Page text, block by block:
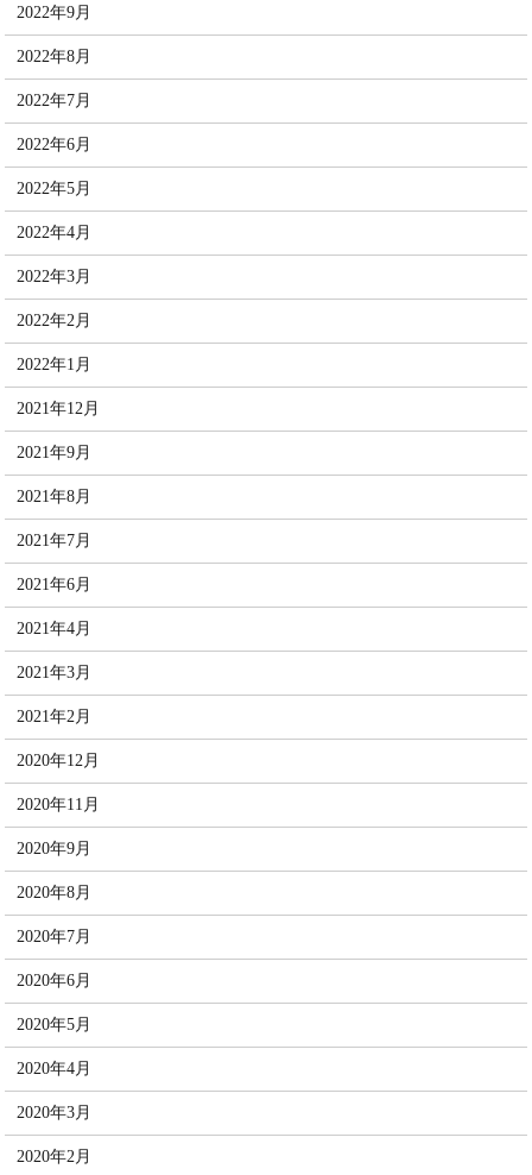
2022年9月
2022年8月
2022年7月
2022年6月
2022年5月
2022年4月
2022年3月
2022年2月
2022年1月
2021年12月
2021年9月
2021年8月
2021年7月
2021年6月
2021年4月
2021年3月
2021年2月
2020年12月
2020年11月
2020年9月
2020年8月
2020年7月
2020年6月
2020年5月
2020年4月
2020年3月
2020年2月